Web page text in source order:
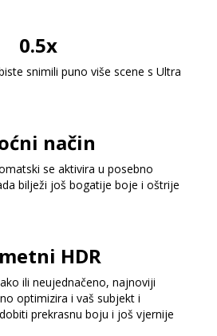
0.5x
snimili puno više scene s Ultra
način
se aktivira u posebno
bilježi još bogatije boje i oštrije
HDR
ili neujednačeno, najnoviji
optimizira i vaš subjekt i
prekrasnu boju i još vjernije